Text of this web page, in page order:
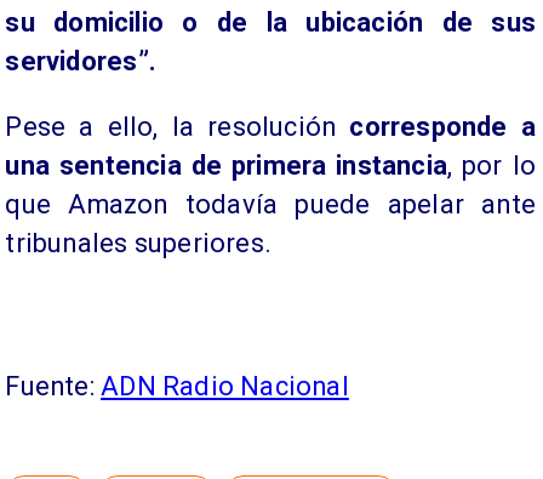
su domicilio o de la ubicación de sus
servidores”.
Pese a ello, la resolución corresponde a
una sentencia de primera instancia, por lo
que Amazon todavía puede apelar ante
tribunales superiores.
Fuente: ADN Radio Nacional